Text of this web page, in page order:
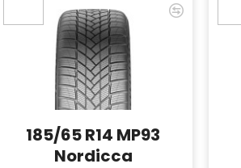
185/65 R14 MP93
Nordicca